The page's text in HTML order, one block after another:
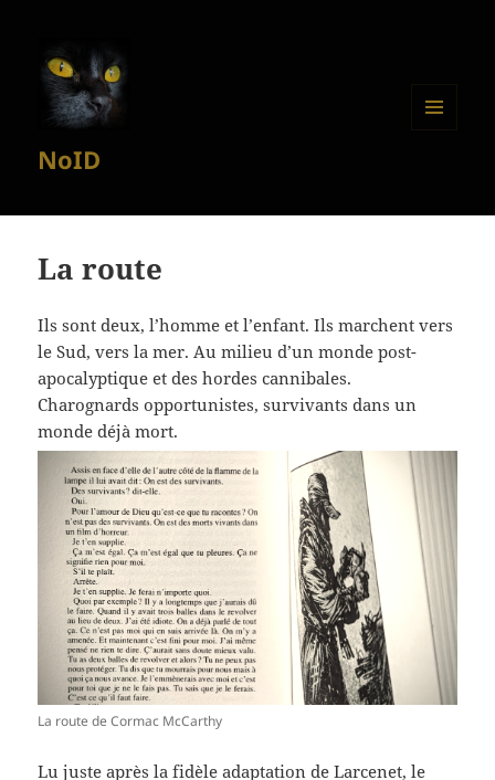
NoID
La route
Ils sont deux, l’homme et l’enfant. Ils marchent vers
le Sud, vers la mer. Au milieu d’un monde post-
apocalyptique et des hordes cannibales.
Charognards opportunistes, survivants dans un
monde déjà mort.
La route de Cormac McCarthy
Lu juste après la fidèleadaptation de Larcenet, le